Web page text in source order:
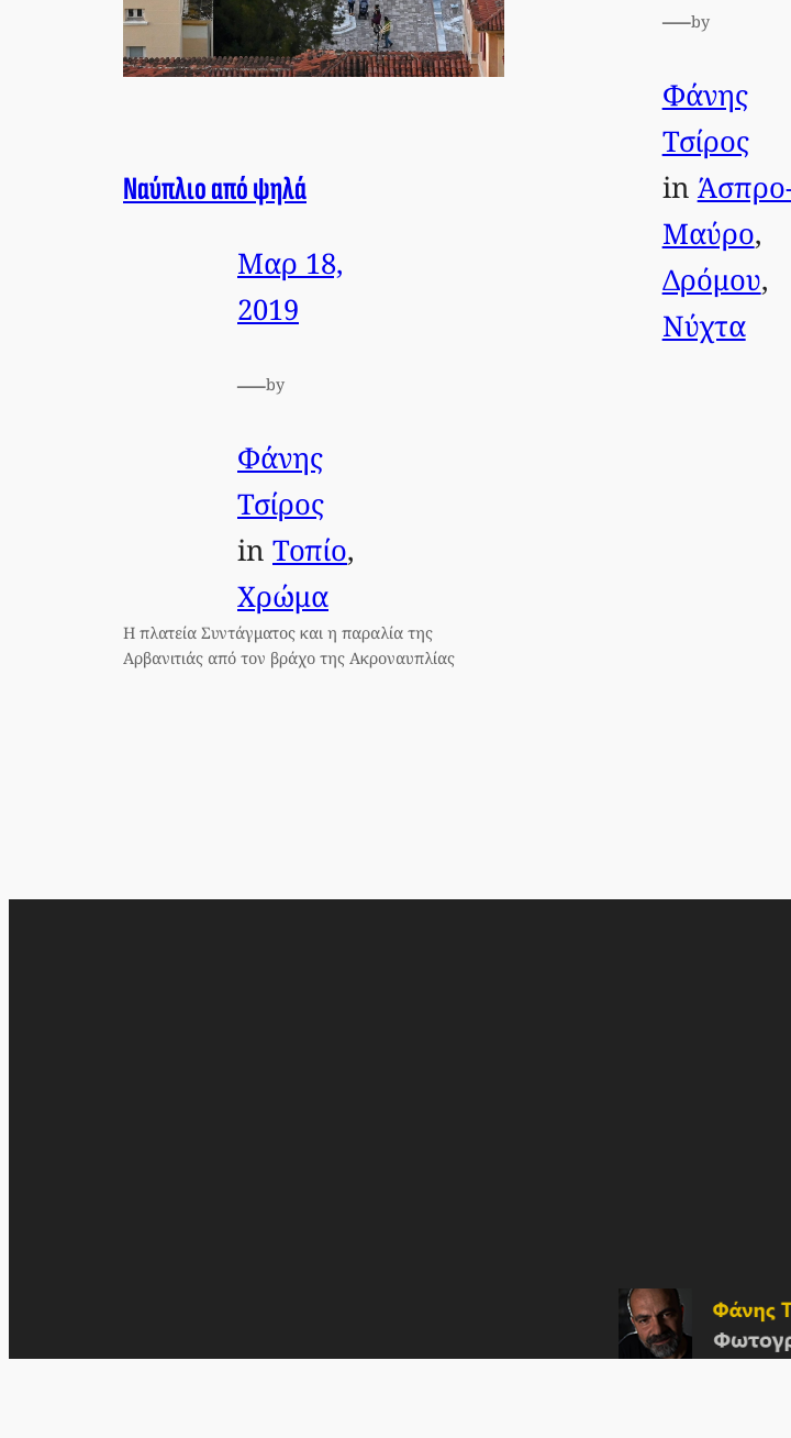
Ναύπλιο από ψηλά
Μαρ 18,
2019
—by
Φάνης
Τσίρος
in Τοπίο
Χρώμα
Η πλατεία Συντάγματος και η παραλία της
Αρβανιτιάς από τον βράχο της Ακροναυπλίας
—by
Φάνης
Τσίρος
in
Μαύρο
Δρόμου
Νύχτα